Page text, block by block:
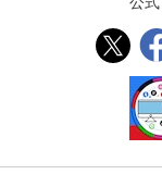
視聴年齢制限
視聴デバイス一覧